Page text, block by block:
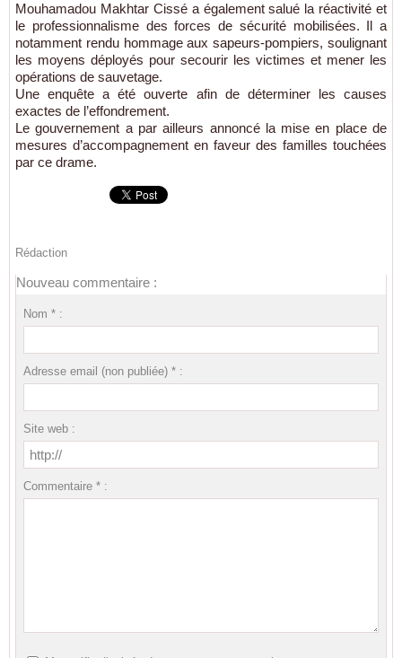
Mouhamadou Makhtar Cissé a également salué la réactivité et
le professionnalisme des forces de sécurité mobilisées. Il a
notamment rendu hommage aux sapeurs-pompiers, soulignant
les moyens déployés pour secourir les victimes et mener les
opérations de sauvetage.
Une enquête a été ouverte afin de déterminer les causes
exactes de l’effondrement.
Le gouvernement a par ailleurs annoncé la mise en place de
mesures d’accompagnement en faveur des familles touchées
par ce drame.
Rédaction
Nouveau commentaire :
Nom * :
Adresse email (non publiée) * :
Site web :
Commentaire * :